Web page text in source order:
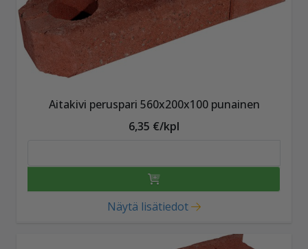
Aitakivi peruspari 560x200x100 punainen
6,35 €/kpl
Näytä lisätiedot